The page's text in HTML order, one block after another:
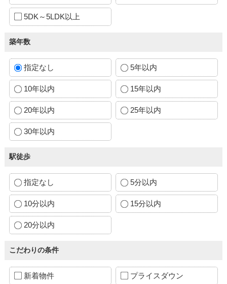
5DK～5LDK以上
築年数
指定なし 5年以内
10年以内 15年以内
20年以内 25年以内
30年以内
駅徒歩
指定なし 5分以内
10分以内 15分以内
20分以内
こだわりの条件
新着物件 プライスダウン